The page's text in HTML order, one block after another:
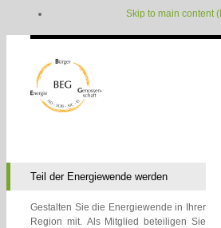
Skip to main content
Teil der Energiewende werden
Gestalten Sie die Energiewende in Ihrer
Region mit. Als Mitglied beteiligen Sie